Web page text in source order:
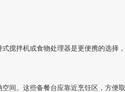
拌机或食物处理器是更便携的选择，
。这些备餐台应靠近烹饪区，方便取